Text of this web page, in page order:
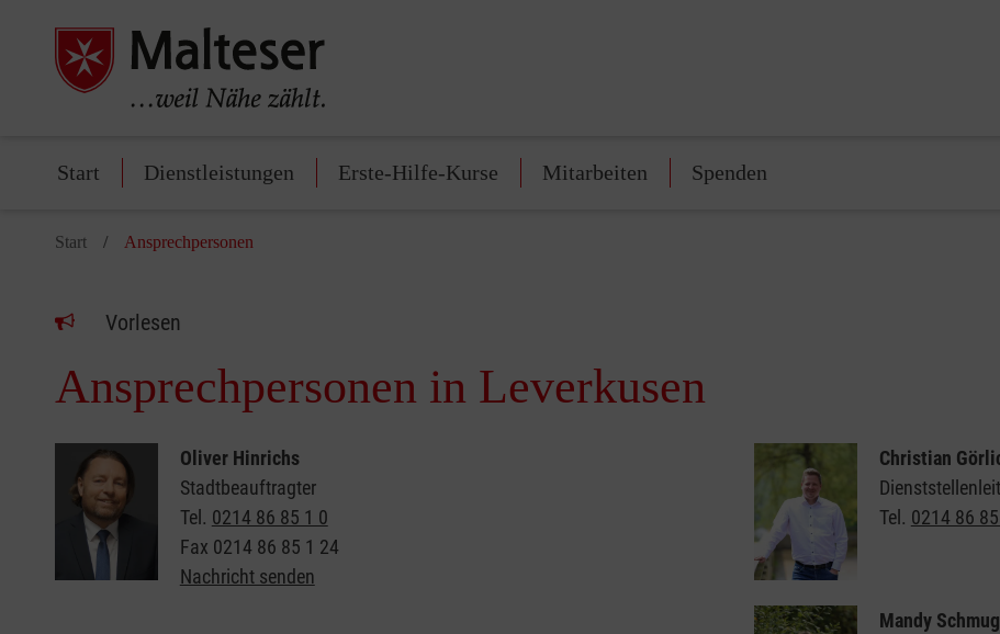
Start Dienstleistungen Erste-Hilfe-Kurse Mitarbeiten Spenden
Start Ansprechpersonen
Vorlesen
Ansprechpersonen in Leverkusen
Oliver Hinrichs
Stadtbeauftragter
Tel. 0214 86 85 1 0
Fax 0214 86 85 1 24
Nachricht senden
Christian
Tel. 0214 86
Mandy